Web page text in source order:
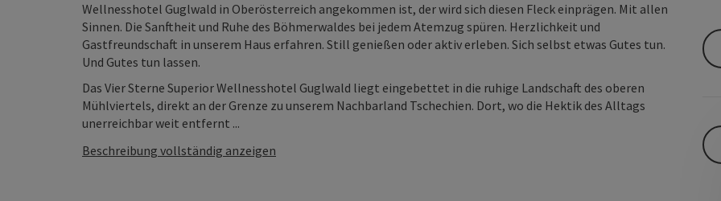
Wellnesshotel Guglwald in Oberösterreich angekommen ist, der wird sich diesen Fleck einprägen. Mit allen
Sinnen. Die Sanftheit und Ruhe des Böhmerwaldes bei jedem Atemzug spüren. Herzlichkeit und
Gastfreundschaft in unserem Haus erfahren. Still genießen oder aktiv erleben. Sich selbst etwas Gutes tun.
Und Gutes tun lassen.
Das Vier Sterne Superior Wellnesshotel Guglwald liegt eingebettet in die ruhige Landschaft des oberen
Mühlviertels, direkt an der Grenze zu unserem Nachbarland Tschechien. Dort, wo die Hektik des Alltags
unerreichbar weit entfernt ...
Beschreibung vollständig anzeigen